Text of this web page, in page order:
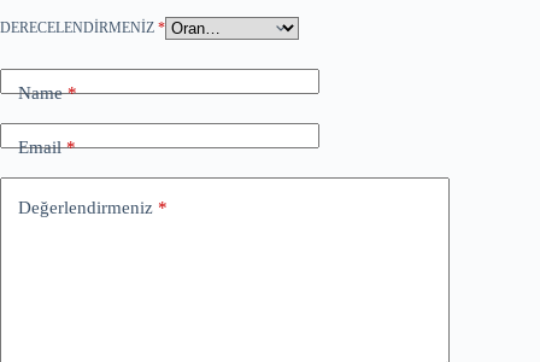
DERECELENDIRMENIZ *
Name*
Email*
Değerlendirmeniz *